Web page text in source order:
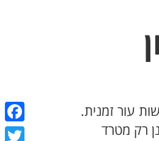
עור זמנית.
רק מטרד